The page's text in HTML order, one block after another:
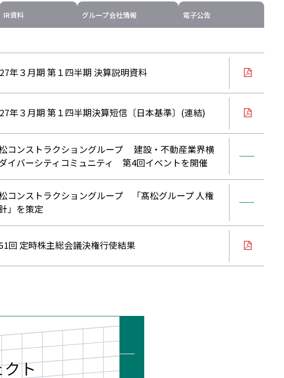
IR資料 グループ会社情報 電子公告
年３月期 第１四半期 決算説明資料
年３月期 第１四半期決算短信〔日本基準〕(連結)
コンストラクショングループ 建設・不動産業界横
イバーシティコミュニティ 第4回イベントを開催
コンストラクショングループ 「髙松グループ 人権
」を策定
回 定時株主総会議決権行使結果